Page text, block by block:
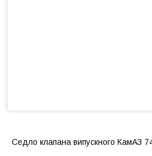
Седло клапана випускного КамАЗ